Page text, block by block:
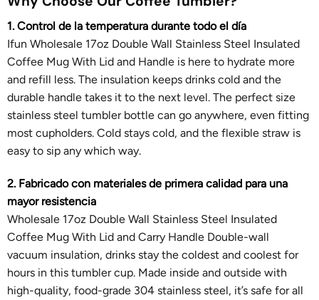
1. Control de la temperatura durante todo el día
Ifun Wholesale 17oz Double Wall Stainless Steel Insulated
Coffee Mug With Lid and Handle is here to hydrate more
and refill less. The insulation keeps drinks cold and the
durable handle takes it to the next level. The perfect size
stainless steel tumbler bottle can go anywhere, even fitting
most cupholders. Cold stays cold, and the flexible straw is
easy to sip any which way.
2. Fabricado con materiales de primera calidad para una
mayor resistencia
Wholesale 17oz Double Wall Stainless Steel Insulated
Coffee Mug With Lid and Carry Handle Double-wall
vacuum insulation, drinks stay the coldest and coolest for
hours in this tumbler cup. Made inside and outside with
high-quality, food-grade 304 stainless steel, it’s safe for all